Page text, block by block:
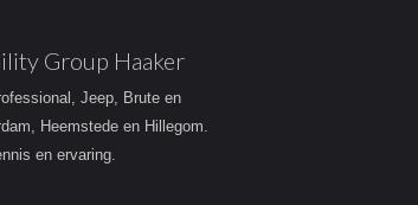
Group Haaker
Jeep, Brute en
Heemstede en Hillegom.
en ervaring.